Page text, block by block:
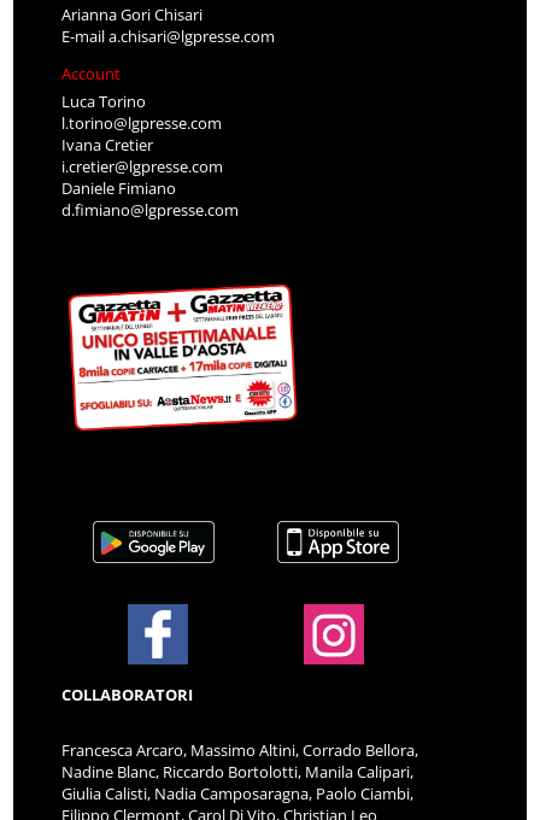
Arianna Gori Chisari
E-maila.chisari@lgpresse.com
Account
Luca Torino
l.torino@lgpresse.com
Ivana Cretier
i.cretier@lgpresse.com
Daniele Fimiano
d.fimiano@lgpresse.com
COLLABORATORI
Francesca Arcaro, Massimo Altini, Corrado Bellora,
Nadine Blanc, Riccardo Bortolotti, Manila Calipari,
Giulia Calisti, Nadia Camposaragna, Paolo Ciambi,